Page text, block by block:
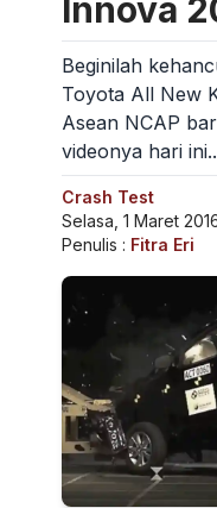
Innova
Beginilah
Toyota All New
Asean NCAP
videonya hari ini..
Crash Test
Selasa, 1 Maret
Penulis : Fitra Eri